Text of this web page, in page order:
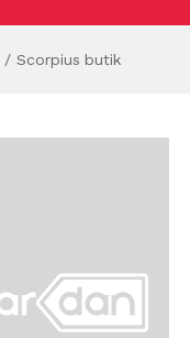
Scorpius butik